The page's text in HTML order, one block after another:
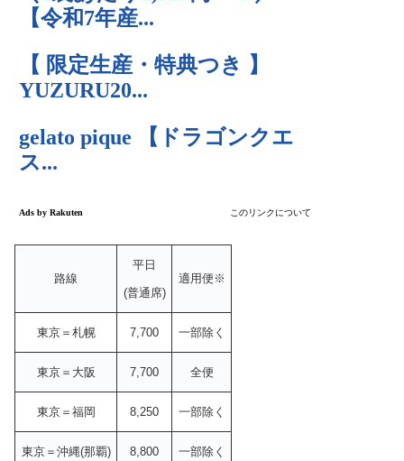
路線
平日
(普通席)
適用便※
東京＝札幌 7,700 一部除く
東京＝大阪 7,700 全便
東京＝福岡 8,250 一部除く
東京＝沖縄(那覇) 8,800 一部除く